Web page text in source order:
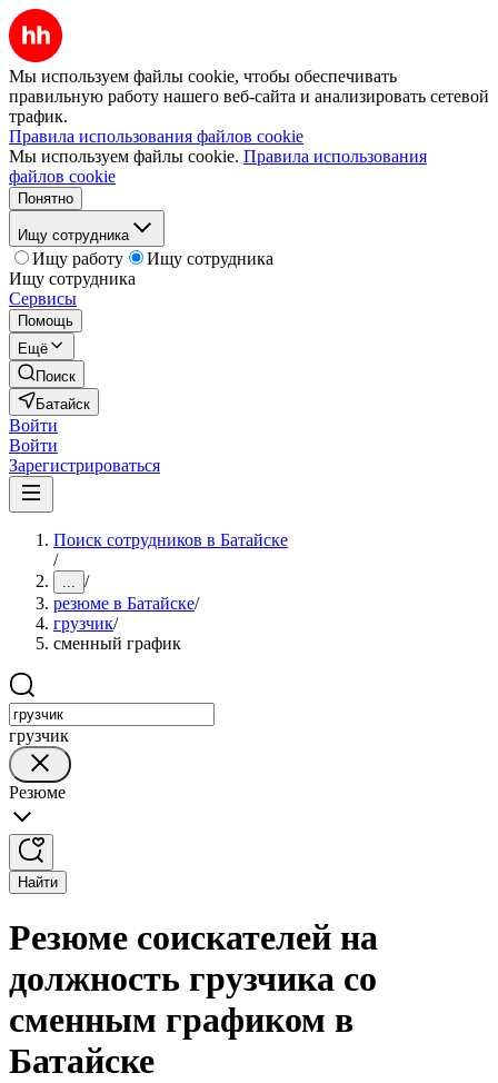
Мы используем файлы cookie, чтобы обеспечивать
правильную работу нашего веб-сайта и анализировать сетевой
трафик.
Правила использования файлов cookie
Мы используем файлы cookie. Правила использования
файлов cookie
Понятно
Ищу сотрудника
Ищу работу
Ищу сотрудника
Ищу сотрудника
Сервисы
Помощь
Ещё
Поиск
Батайск
Войти
Войти
Зарегистрироваться
Поиск сотрудников в Батайске
/
... /
резюме в Батайске/
грузчик/
сменный график
грузчик
Резюме
Найти
Резюме соискателей на
должность грузчика со
сменным графиком в
Батайске